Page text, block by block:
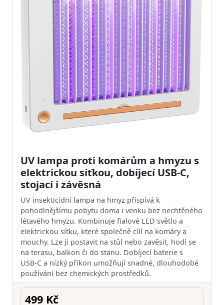
UV lampa proti komárům a hmyzu s
elektrickou síťkou, dobíjecí USB-C,
stojací i závěsná
UV insekticidní lampa na hmyz přispívá k
pohodlnějšímu pobytu doma i venku bez nechtěného
létavého hmyzu. Kombinuje fialové LED světlo a
elektrickou síťku, které společně cílí na komáry a
mouchy. Lze ji postavit na stůl nebo zavěsit, hodí se
na terasu, balkon či do stanu. Dobíjecí baterie s
USB‑C a nízký příkon umožňují snadné, dlouhodobé
používání bez chemických prostředků.
499 Kč